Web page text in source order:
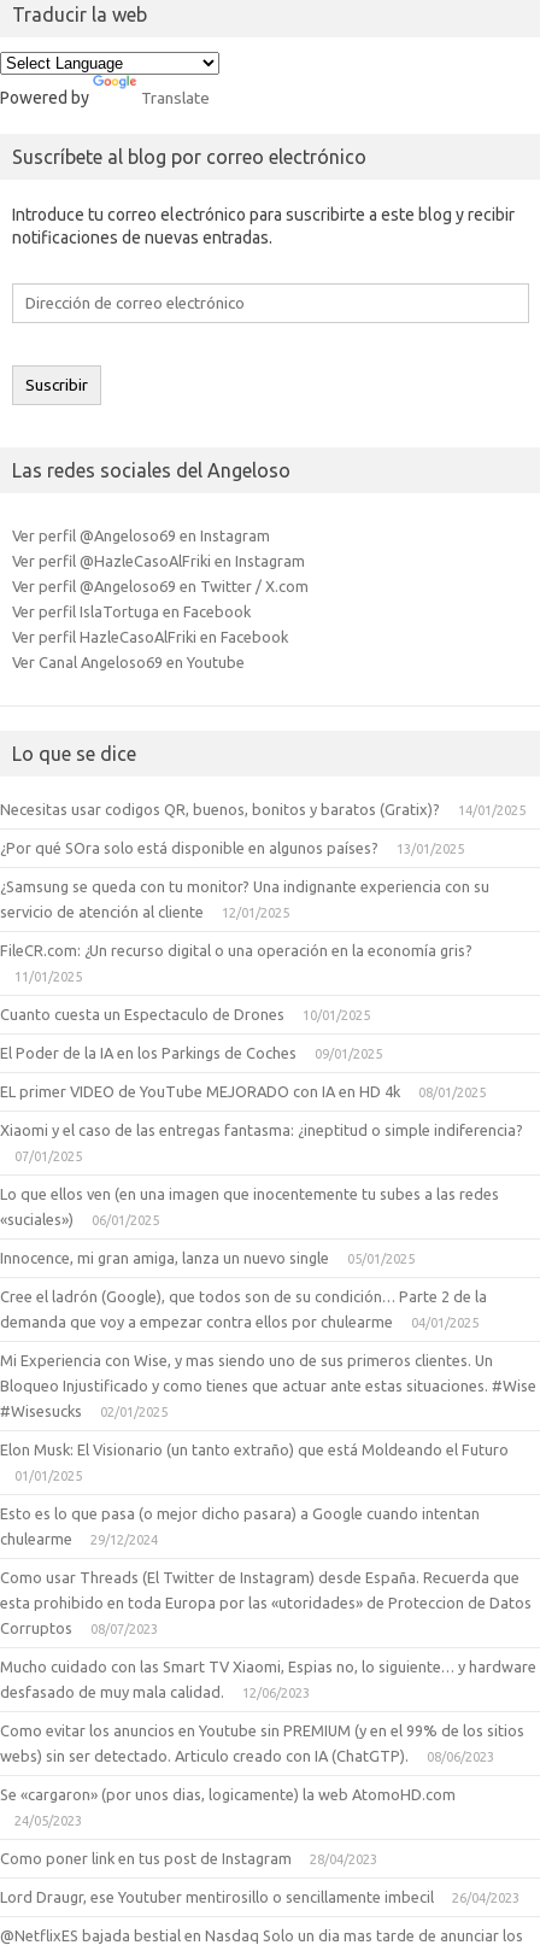
Traducir la web
Powered by Translate
Suscríbete al blog por correo electrónico
Introduce tu correo electrónico para suscribirte a este blog y recibir
notificaciones de nuevas entradas.
Dirección
electrónico
Suscribir
Las redes sociales del Angeloso
Ver perfil @Angeloso69 en Instagram
Ver perfil @HazleCasoAlFriki en Instagram
Ver perfil @Angeloso69 en Twitter / X.com
Ver perfil IslaTortuga en Facebook
Ver perfil HazleCasoAlFriki en Facebook
Ver Canal Angeloso69 en Youtube
Lo que se dice
Necesitas usar codigos QR, buenos, bonitos y baratos (Gratix)? 14/01/2025
¿Por qué SOra solo está disponible en algunos países? 13/01/2025
¿Samsung se queda con tu monitor? Una indignante experiencia con su
servicio de atención al cliente
12/01/2025
FileCR.com: ¿Un recurso digital o una operación en la economía gris?
11/01/2025
Cuanto cuesta un Espectaculo de Drones 10/01/2025
El Poder de la IA en los Parkings de Coches 09/01/2025
EL primer VIDEO de YouTube MEJORADO con IA en HD 4k 08/01/2025
Xiaomi y el caso de las entregas fantasma: ¿ineptitud o simple indiferencia?
07/01/2025
Lo que ellos ven (en una imagen que inocentemente tu subes a las redes
«suciales»)
06/01/2025
Innocence, mi gran amiga, lanza un nuevo single 05/01/2025
Cree el ladrón (Google), que todos son de su condición… Parte 2 de la
demanda que voy a empezar contra ellos por chulearme
04/01/2025
Mi Experiencia con Wise, y mas siendo uno de sus primeros clientes. Un
Bloqueo Injustificado y como tienes que actuar ante estas situaciones. #Wise
#Wisesucks
02/01/2025
Elon Musk: El Visionario (un tanto extraño) que está Moldeando el Futuro
01/01/2025
Esto es lo que pasa (o mejor dicho pasara) a Google cuando intentan
chulearme
29/12/2024
Como usar Threads (El Twitter de Instagram) desde España. Recuerda que
esta prohibido en toda Europa por las «utoridades» de Proteccion de Datos
Corruptos
08/07/2023
Mucho cuidado con las Smart TV Xiaomi, Espias no, lo siguiente… y hardware
desfasado de muy mala calidad.
12/06/2023
Como evitar los anuncios en Youtube sin PREMIUM (y en el 99% de los sitios
webs) sin ser detectado. Articulo creado con IA (ChatGTP).
08/06/2023
Se «cargaron» (por unos dias, logicamente) la web AtomoHD.com
24/05/2023
Como poner link en tus post de Instagram 28/04/2023
Lord Draugr, ese Youtuber mentirosillo o sencillamente imbecil 26/04/2023
@NetflixES bajada bestial en Nasdaq Solo un dia mas tarde de anunciar los